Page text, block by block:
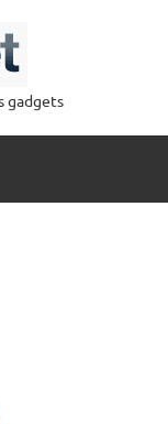
gadgets